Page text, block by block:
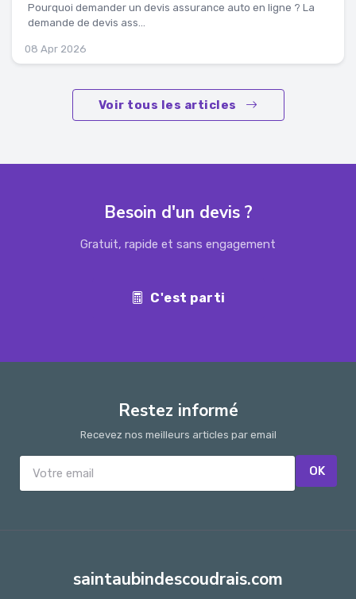
Pourquoi demander un devis assurance auto en ligne ? La
demande de devis ass...
08 Apr 2026
Voir tous les articles
Besoin d'un devis ?
Gratuit, rapide et sans engagement
C'est parti
Restez informé
Recevez nos meilleurs articles par email
OK
saintaubindescoudrais.com